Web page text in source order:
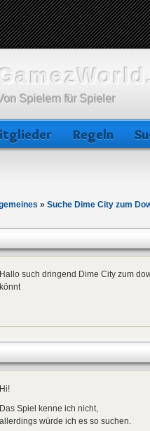
Spielern für Spieler
Regeln
» Suche Dime City zum
Hallo such dringend Dime City zum
könnt
Hi!
Das Spiel kenne ich nicht,
allerdings würde ich es so suchen.